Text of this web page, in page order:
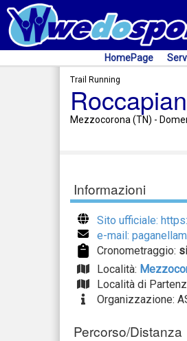
HomePage
Trail Running
Mezzocorona (TN) -
Informazioni
Sito ufficiale:
e-mail:
Cronometraggio:
Località:
Località di
Organizzazione:
Percorso/Distanza